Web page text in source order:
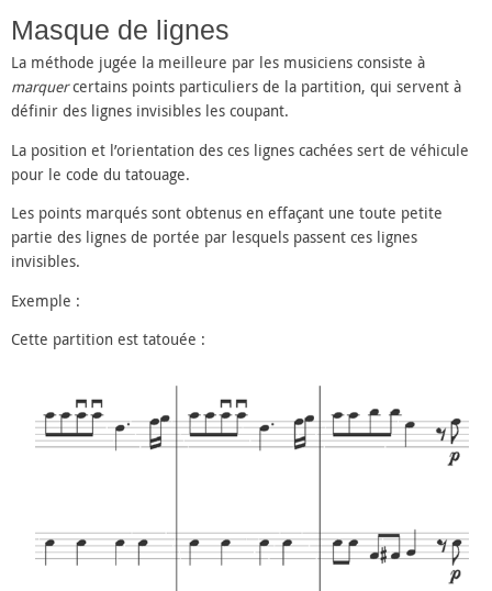
Masque de lignes
La méthode jugée la meilleure par les musiciens consiste à
marquercertains points particuliers de la partition, qui servent à
définir des lignes invisibles les coupant.
La position et l’orientation des ces lignes cachées sert de véhicule
pour le code du tatouage.
Les points marqués sont obtenus en effaçant une toute petite
partie des lignes de portée par lesquels passent ces lignes
invisibles.
Exemple :
Cette partition est tatouée :